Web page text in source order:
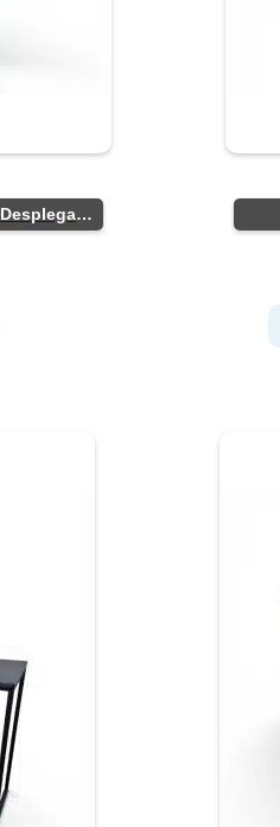
Parrilla De Hierro Con Metal Desplegado